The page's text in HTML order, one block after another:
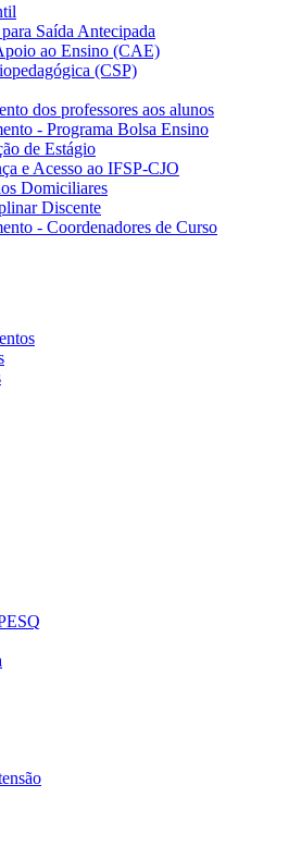
Saída Antecipada
ao Ensino (CAE)
(CSP)
dos professores aos alunos
- Programa Bolsa Ensino
de Estágio
e Acesso ao IFSP-CJO
Domiciliares
Discente
- Coordenadores de Curso